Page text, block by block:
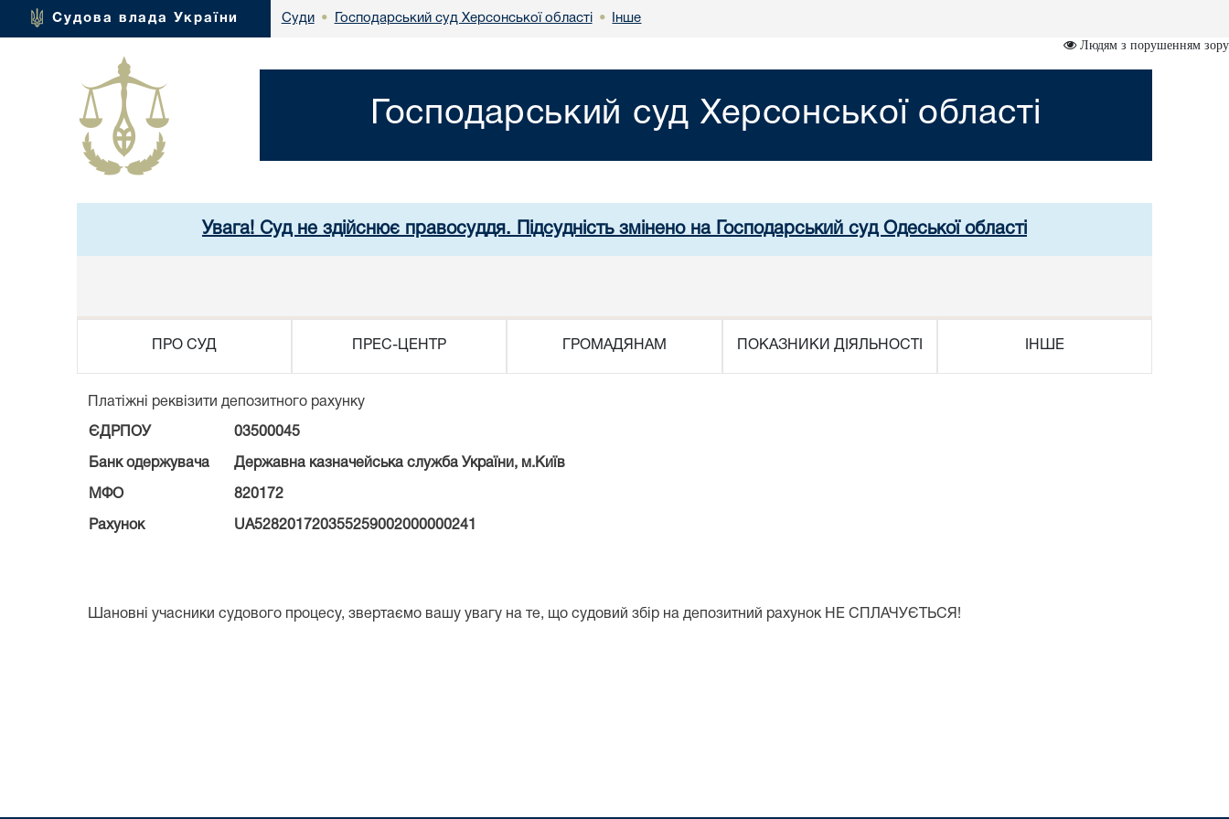
Судова влада України Суди • Господарський суд Херсонської області • Інше
Людям з порушенням зору
Господарський суд Херсонської області
Увага! Суд не здійснює правосуддя. Підсудність змінено на Господарський суд Одеської області
ПРО СУД ПРЕС-ЦЕНТР ГРОМАДЯНАМ ПОКАЗНИКИ ДІЯЛЬНОСТІ ІНШЕ
Платiжнi реквiзити депозитного рахунку
ЄДРПОУ 03500045
Банк одержувача Державна казначейська служба України, м.Київ
МФО 820172
Рахунок UA528201720355259002000000241
Шановні учасники судового процесу, звертаємо вашу увагу на те, що судовий збір на депозитний рахунок НЕ СПЛАЧУЄТЬСЯ!